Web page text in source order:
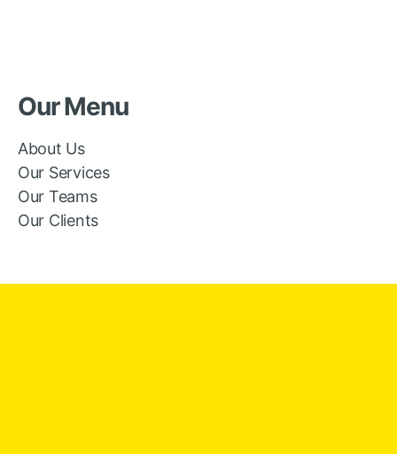
Our Menu
About Us
Our Services
Our Teams
Our Clients